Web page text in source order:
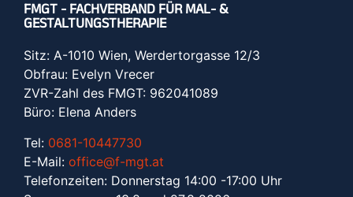
FMGT - FACHVERBAND FÜR MAL- &
GESTALTUNGSTHERAPIE
Sitz: A-1010 Wien, Werdertorgasse 12/3
Obfrau: Evelyn Vrecer
ZVR-Zahl des FMGT: 962041089
Büro: Elena Anders
Tel: 0681-10447730
E-Mail: office@f-mgt.at
Telefonzeiten: Donnerstag 14:00 -17:00 Uhr